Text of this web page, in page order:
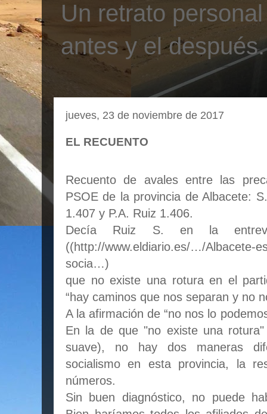
Un retrato
antes y el después.
jueves, 23 de noviembre de 2017
EL RECUENTO
Recuento de avales entre las
PSOE de la provincia de Albacete:
1.407 y P.A. Ruiz 1.406.
Decía Ruiz S. en la
((http://www.eldiario.es/…/Albacete-
socia…)
que no existe una rotura en el
“hay caminos que nos separan y no
A la afirmación de “no nos lo
En la de que "no existe una
suave), no hay dos maneras
socialismo en esta provincia, la
números.
Sin buen diagnóstico, no puede